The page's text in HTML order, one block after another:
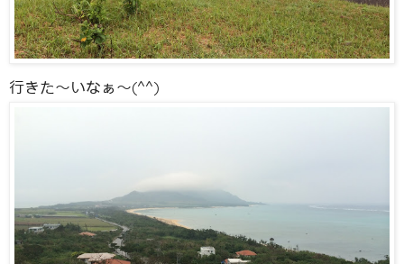
行きた〜いなぁ〜(^^)